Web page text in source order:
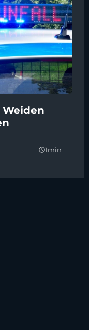
query_builder1min